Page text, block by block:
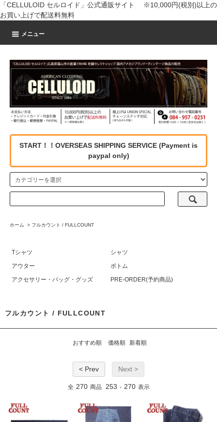
「CELLULOID セルロイド」公式通販サイト ※10,000円(税別)以上の
お買い上げで配送料無料
メニュー
START！！OVERSEAS SHIPPING SERVICE (Payment is
paypal only)
ホーム > フルカウント / FULLCOUNT
Tシャツ
シャツ
アウター
ボトム
アクセサリー・バッグ・グッズ
PRE-ORDER(予約商品)
フルカウント / FULLCOUNT
おすすめ順 価格順 新着順
< Prev Next >
全 270 商品 253 - 270 表示